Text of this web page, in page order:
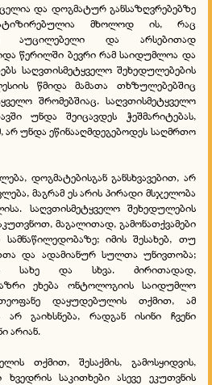
და დოგმატურ განსაზღვრებებზე
მხოლოდ ის, რაც
აუცილებელი და არსებითად
წერილში ბევრი რამ საიდუმლოა და
საღვთისმეტყველო შეხედულებების
წმიდა მამათა თხზულებებშიც
შრომებშიაც. საღვთისმეტყველო
უნდა შეიცავდეს ჭეშმარიტებას,
უნდა ეწინააღმდეგებოდეს საღმრთო
დოგმატებისგან განსხვავებით, არ
მაგრამ ეს არის პირადი მსჯელობა
საღვთისმეტყველო შეხედულების
მაგალითად, გამონათქვამები
იმის შესახებ, თუ
და ადამიანურ სულთა უნივთობა;
სახე და სხვა. ძირითადად,
ეხება ონტოლოგიის საიდუმლო
დაყუდებულის თქმით, ამ
გაიხსნება, რადგან ისინი ჩვენი
არიან.
თქმით, შესაქმის, გამოსყიდვის,
ხვედრის საკითხები ასევე ეკუთვნის